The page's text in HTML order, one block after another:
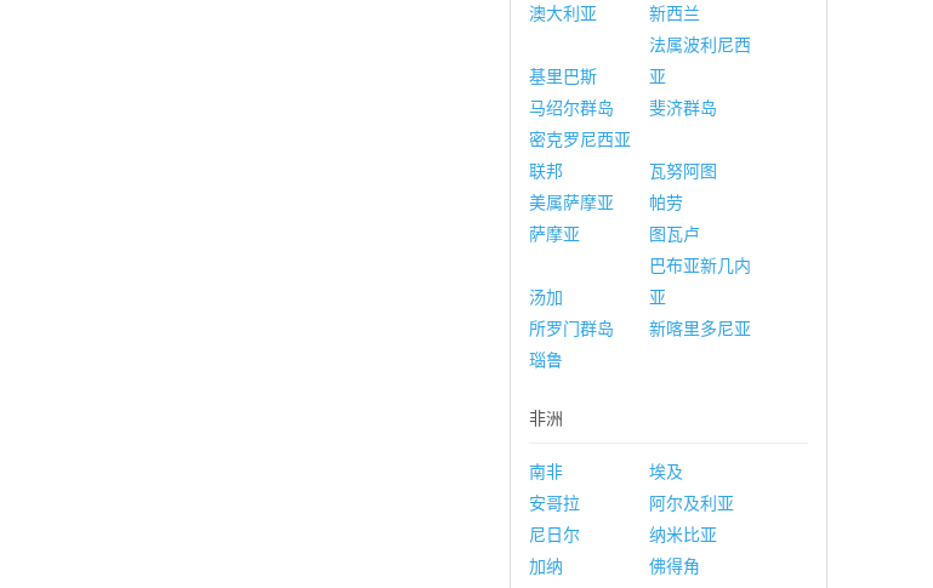
澳大利亚 新西兰
基里巴斯
法属波利尼西
亚
马绍尔群岛
斐济群岛
密克罗尼西亚
联邦
瓦努阿图
美属萨摩亚
帕劳
萨摩亚
图瓦卢
汤加
巴布亚新几内
亚
所罗门群岛
新喀里多尼亚
瑙鲁
非洲
南非
埃及
安哥拉
阿尔及利亚
尼日尔
纳米比亚
加纳
佛得角